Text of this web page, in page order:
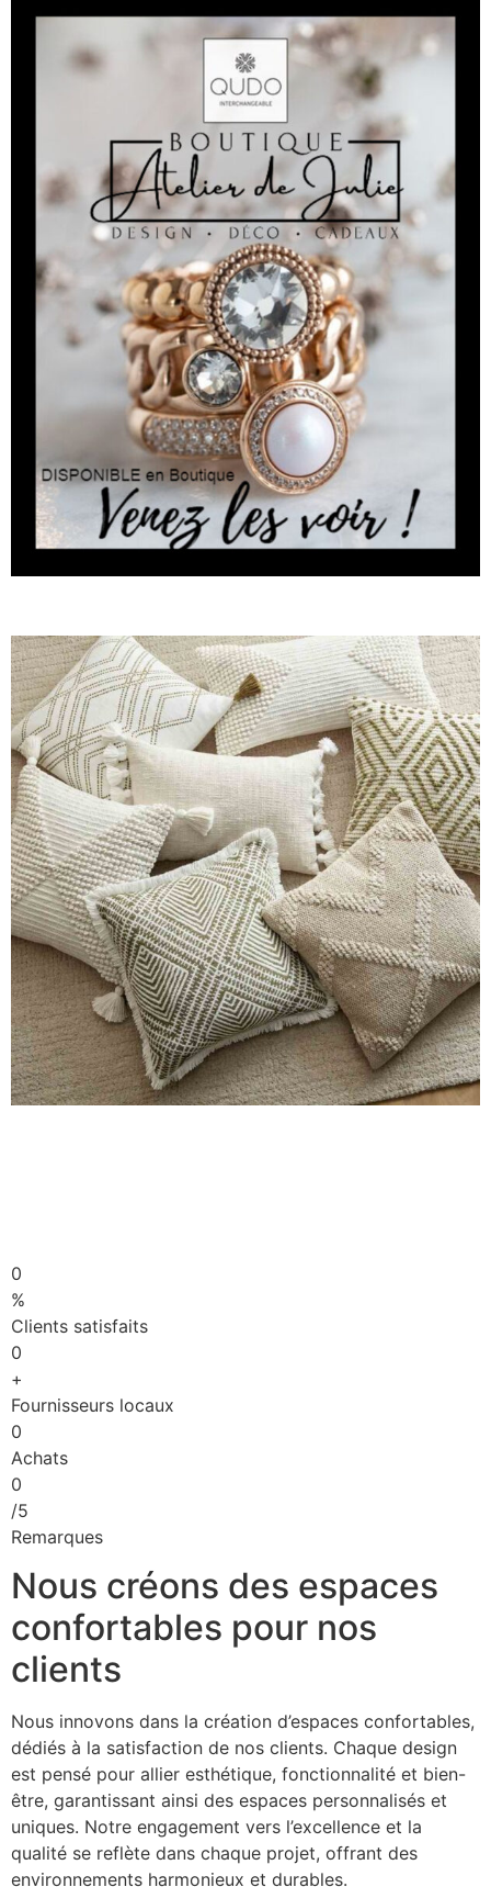
0
%
Clients satisfaits
0
+
Fournisseurs locaux
0
Achats
0
/5
Remarques
Nous créons des espaces
confortables pour nos
clients
Nous innovons dans la création d’espaces confortables,
dédiés à la satisfaction de nos clients. Chaque design
est pensé pour allier esthétique, fonctionnalité et bien-
être, garantissant ainsi des espaces personnalisés et
uniques. Notre engagement vers l’excellence et la
qualité se reflète dans chaque projet, offrant des
environnements harmonieux et durables.